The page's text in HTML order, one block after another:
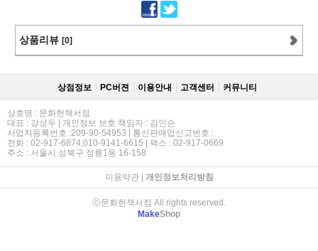
상품리뷰 [0]
상점정보 PC버젼 이용안내 고객센터 커뮤니티
상호명 : 문화헌책서점
대표 : 강성두 | 개인정보 보호 책임자 : 김인순
사업자등록번호 :209-90-54953 | 통신판매업신고번호 :
전화 : 02-917-6874,010-9141-6615 | 팩스 : 02-917-0669
주소 : 서울시 성북구 정릉1동 16-158
이용약관| 개인정보처리방침
ⓒ문화헌책서점 All rights reserved.
MakeShop